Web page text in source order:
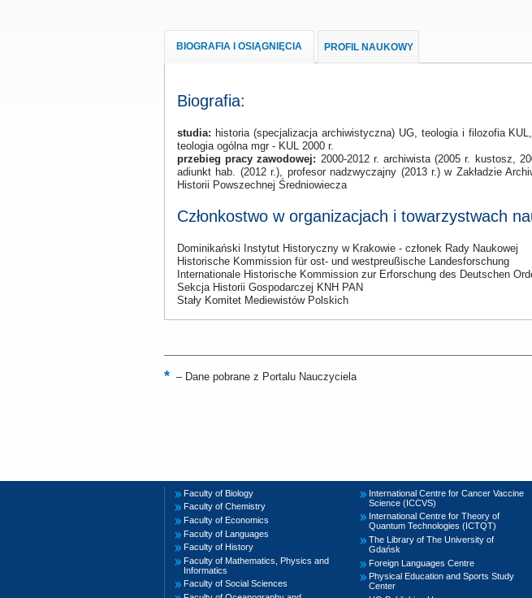
BIOGRAFIA I OSIĄGNIĘCIA PROFIL NAUKOWY
Biografia:
studia: historia (specjalizacja archiwistyczna) UG, teologia i filozofia
teologia ogólna mgr - KUL 2000 r.
przebieg pracy zawodowej: 2000-2012 r. archiwista (2005 r. kustosz,
adiunkt hab. (2012 r.), profesor nadzwyczajny (2013 r.) w Zakładzie
Historii Powszechnej Średniowiecza
Członkostwo w organizacjach i towarzystwach
Dominikański Instytut Historyczny w Krakowie - członek Rady Naukowej
Historische Kommission für ost- und westpreußische Landesforschung
Internationale Historische Kommission zur Erforschung des Deutschen
Sekcja Historii Gospodarczej KNH PAN
Stały Komitet Mediewistów Polskich
–Dane pobrane z Portalu Nauczyciela
Faculty of Biology
Faculty of Chemistry
Faculty of Economics
Faculty of Languages
Faculty of History
Faculty of Mathematics, Physics and
Informatics
Faculty of Social Sciences
International Centre for Cancer Vaccine
Science (ICCVS)
International Centre for Theory of
Quantum Technologies (ICTQT)
The Library of The University of
Gdańsk
Foreign Languages Centre
Physical Education and Sports Study
Center